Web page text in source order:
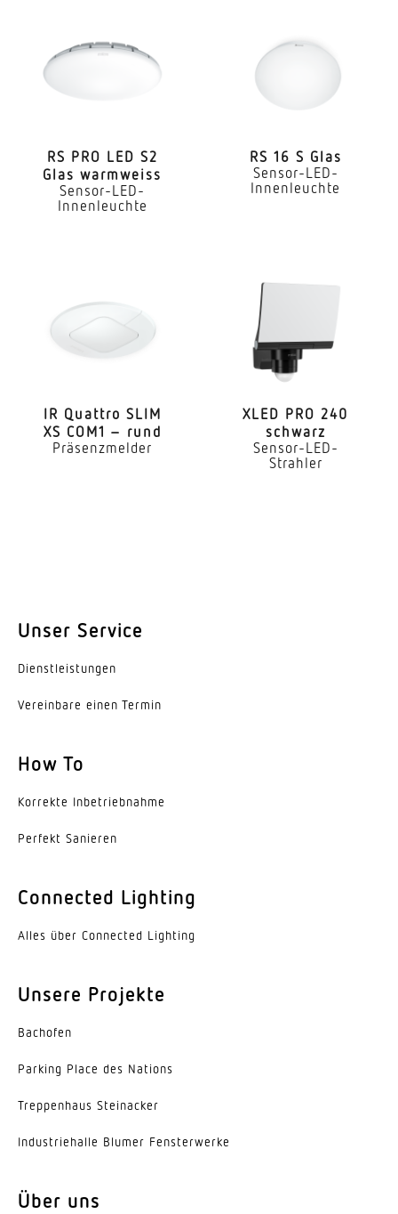
Farbtemperatur
4000 K
Farbwiedergabeindex CRI
80-89
Leuchtmittel
LED nicht austauschbar
Lichtstromrückgang nach LM80
L70B10
140 °
Unterkriechschutz
Ja
Ja
Reichweite Tangential
r = 14 m (239 m²)
Ja
Zeiteinstellung
Schlagfestigkeit
Schutzart
II
Werkstoff des Gehäuses
HCMC
RS PRO LED S2
Glas warmweiss
Sensor-LED-
Innenleuchte
RS 16 S Glas
Sensor-LED-
Innenleuchte
IR Quattro SLIM
XS COM1 – rund
Präsenzmelder
XLED PRO 240
schwarz
Sensor-LED-
Strahler
Unser Service
Dienst­leis­tungen
Vereinbare einen Termin
How To
Korrekte Inbe­trieb­nahme
Perfekt Sanieren
Connected Lighting
Alles über Connected Lighting
Unsere Projekte
Bachofen
Parking Place des Nations
Trep­penhaus Steinacker
Indus­trie­halle Blumer Fensterwerke
Über uns